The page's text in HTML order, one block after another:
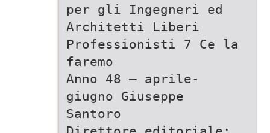
per gli Ingegneri ed
Architetti Liberi
Professionisti 7 Ce la
faremo
Anno 48 – aprile-
giugno Giuseppe
Santoro